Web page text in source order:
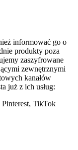
informować go o
produkty poza
zaszyfrowane
zewnętrznymi
kanałów
już z ich usług:
TikTok